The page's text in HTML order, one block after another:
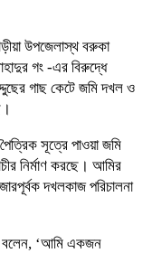
উপজেলাস্থ বরুকা
গং -এর বিরুদ্ধে
গাছ কেটে জমি দখল ও
সূত্রে পাওয়া জমি
নির্মাণ করছে। আমির
দখলকাজ পরিচালনা
বলেন, ‘আমি একজন